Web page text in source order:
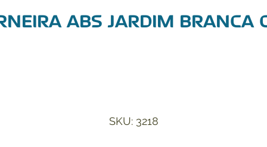
ABS JARDIM BRANCA
SKU: 3218